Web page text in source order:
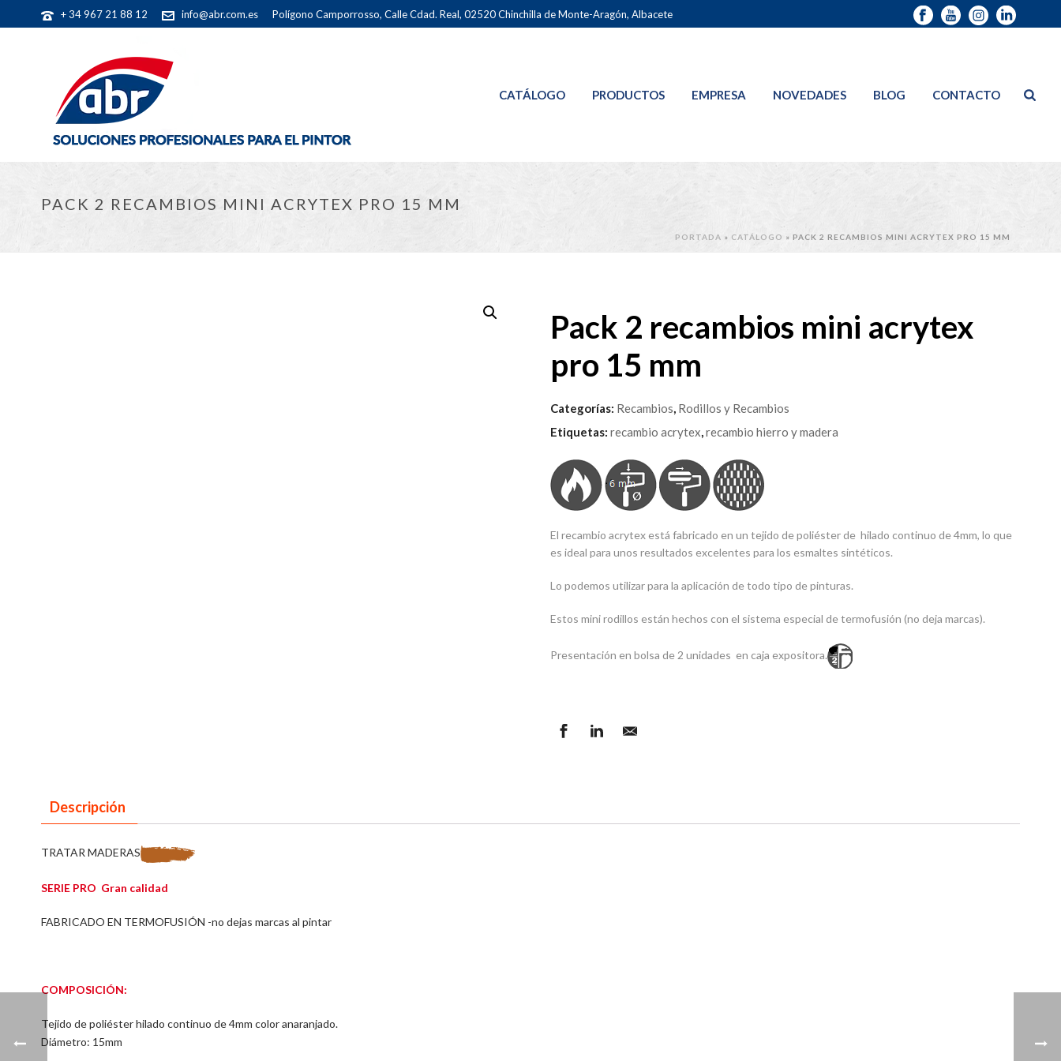
+ 34 967 21 88 12 info@abr.com.es Polígono Camporrosso, Calle Cdad. Real, 02520 Chinchilla de Monte-Aragón, Albacete
CATÁLOGO PRODUCTOS EMPRESA NOVEDADES BLOG CONTACTO
PACK 2 RECAMBIOS MINI ACRYTEX PRO 15 MM
PORTADA » CATÁLOGO » PACK 2 RECAMBIOS MINI ACRYTEX PRO 15 MM
Pack 2 recambios mini acrytex
pro 15 mm
Categorías: Recambios, Rodillos y Recambios
Etiquetas: recambio acrytex,recambio hierro y madera
El recambio acrytex está fabricado en un tejido de poliéster de hilado continuo de 4mm, lo que
es ideal para unos resultados excelentes para los esmaltes sintéticos.
Lo podemos utilizar para la aplicación de todo tipo de pinturas.
Estos mini rodillos están hechos con el sistema especial de termofusión (no deja marcas).
Presentación en bolsa de 2 unidades en caja expositora.
Descripción
TRATAR MADERAS
SERIE PRO Gran calidad
FABRICADO EN TERMOFUSIÓN -no dejas marcas al pintar
COMPOSICIÓN:
Tejido de poliéster hilado continuo de 4mm color anaranjado.
Diámetro: 15mm